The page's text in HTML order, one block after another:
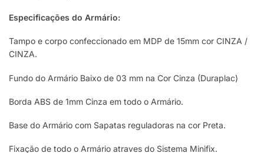
Especificações do Armário:
Tampo e corpo confeccionado em MDP de 15mm cor CINZA /
CINZA.
Fundo do Armário Baixo de 03 mm na Cor Cinza (Duraplac)
Borda ABS de 1mm Cinza em todo o Armário.
Base do Armário com Sapatas reguladoras na cor Preta.
Fixação de todo o Armário atraves do Sistema Minifix.